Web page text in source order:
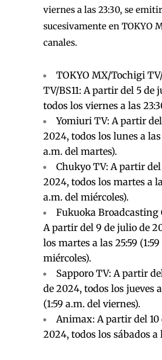
viernes a las 23:30, se
sucesivamente en TOKYO
canales.
TOKYO MX/Tochigi
TV/BS11: A partir del 5 de
todos los viernes a las
Yomiuri TV: A partir
2024, todos los lunes a
a.m. del martes).
Chukyo TV: A partir
2024, todos los martes a
a.m. del miércoles).
Fukuoka Broadcasting
A partir del 9 de julio de
los martes a las 25:59
miércoles).
Sapporo TV: A partir
de 2024, todos los jueves
(1:59 a.m. del viernes).
Animax: A partir del 10
2024, todos los sábados a